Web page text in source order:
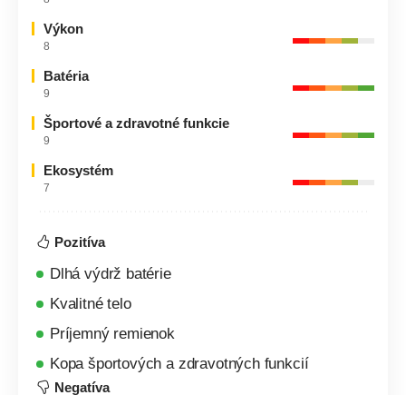
Výkon
8
Batéria
9
Športové a zdravotné funkcie
9
Ekosystém
7
Pozitíva
Dlhá výdrž batérie
Kvalitné telo
Príjemný remienok
Kopa športových a zdravotných funkcií
Negatíva